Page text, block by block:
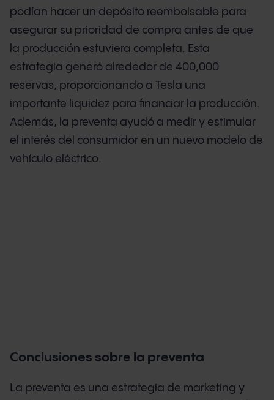
podían hacer un depósito reembolsable para
asegurar su prioridad de compra antes de que
la producción estuviera completa. Esta
estrategia generó alrededor de 400,000
reservas, proporcionando a Tesla una
importante liquidez para financiar la producción.
Además, la preventa ayudó a medir y estimular
el interés del consumidor en un nuevo modelo de
vehículo eléctrico.
Conclusiones sobre la preventa
La preventa es una estrategia de marketing y